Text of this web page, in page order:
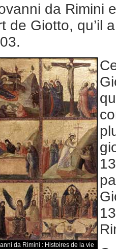
da Rimini
de Giotto, qu’il
da Rimini : Histoires de la vie